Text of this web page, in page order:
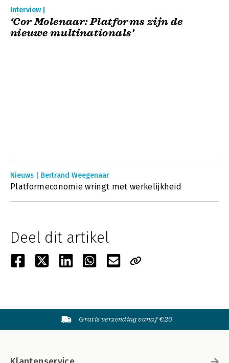
Interview |
‘Cor Molenaar: Platforms zijn de
nieuwe multinationals’
Nieuws | Bertrand Weegenaar
Platformeconomie wringt met werkelijkheid
Deel dit artikel
Gratis verzending vanaf €20